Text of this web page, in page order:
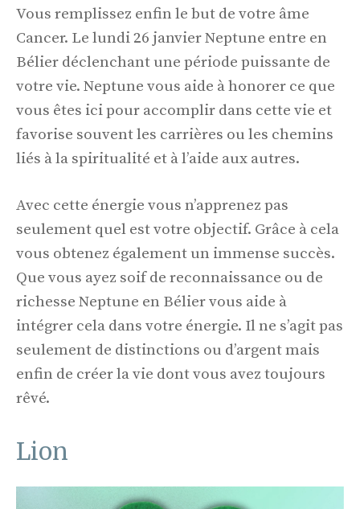
Vous remplissez enfin le but de votre âme
Cancer. Le lundi 26 janvier Neptune entre en
Bélier déclenchant une période puissante de
votre vie. Neptune vous aide à honorer ce que
vous êtes ici pour accomplir dans cette vie et
favorise souvent les carrières ou les chemins
liés à la spiritualité et à l’aide aux autres.
Avec cette énergie vous n’apprenez pas
seulement quel est votre objectif. Grâce à cela
vous obtenez également un immense succès.
Que vous ayez soif de reconnaissance ou de
richesse Neptune en Bélier vous aide à
intégrer cela dans votre énergie. Il ne s’agit pas
seulement de distinctions ou d’argent mais
enfin de créer la vie dont vous avez toujours
rêvé.
Lion